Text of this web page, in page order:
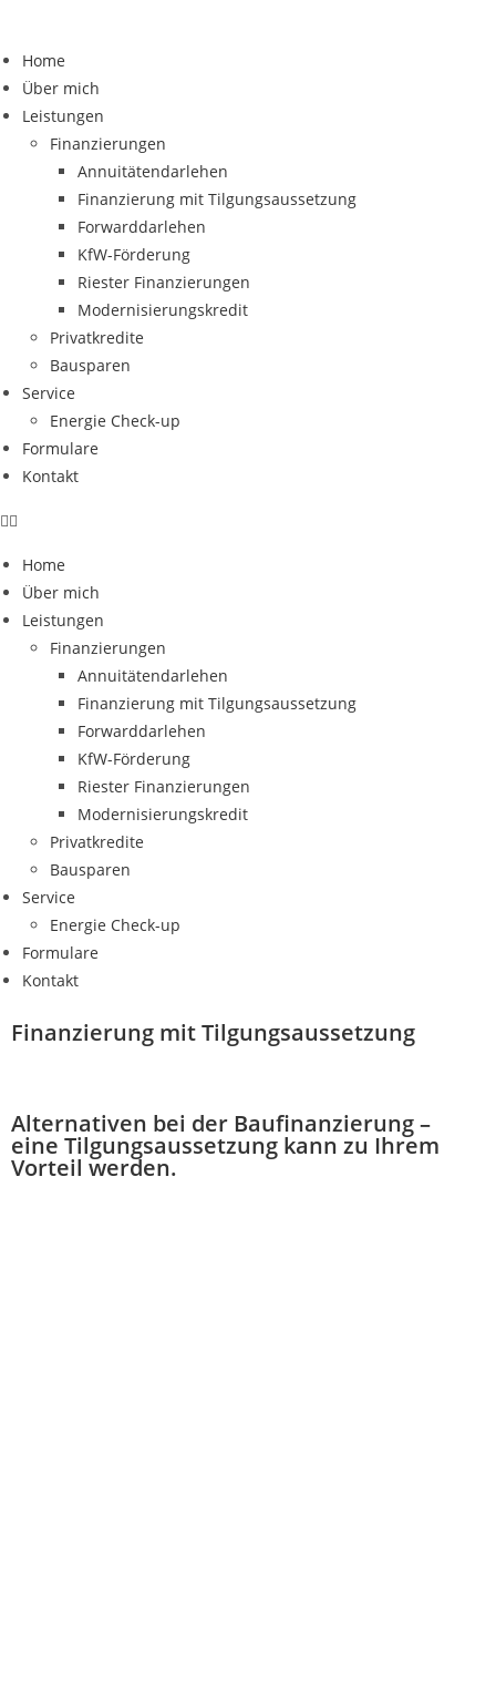
Home
Über mich
Leistungen
Finanzierungen
Annuitätendarlehen
Finanzierung mit Tilgungsaussetzung
Forwarddarlehen
KfW-Förderung
Riester Finanzierungen
Modernisierungskredit
Privatkredite
Bausparen
Service
Energie Check-up
Formulare
Kontakt
Home
Über mich
Leistungen
Finanzierungen
Annuitätendarlehen
Finanzierung mit Tilgungsaussetzung
Forwarddarlehen
KfW-Förderung
Riester Finanzierungen
Modernisierungskredit
Privatkredite
Bausparen
Service
Energie Check-up
Formulare
Kontakt
Finanzierung mit Tilgungsaussetzung
Alternativen bei der Baufinanzierung –
eine Tilgungsaussetzung kann zu Ihrem
Vorteil werden.